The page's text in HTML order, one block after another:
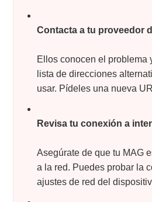
Contacta a tu proveedor
Ellos conocen el problema
lista de direcciones
usar. Pídeles una nueva
Revisa tu conexión a
Asegúrate de que tu MAG
a la red. Puedes probar la
ajustes de red del